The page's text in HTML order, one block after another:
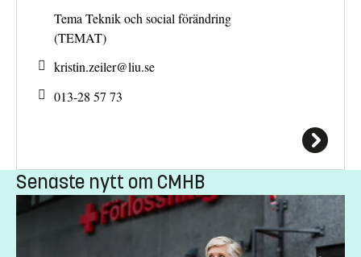
Tema Teknik och social förändring
(TEMAT)
kristin.zeiler@liu.se
013-28 57 73
Senaste nytt om CMHB